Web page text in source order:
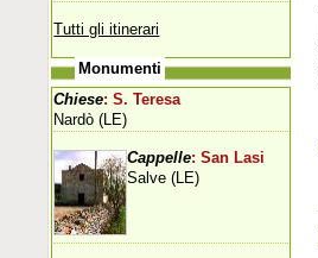
Tutti gli itinerari
Monumenti
Chiese: S. Teresa
Nardò (LE)
Cappelle: San Lasi
Salve (LE)